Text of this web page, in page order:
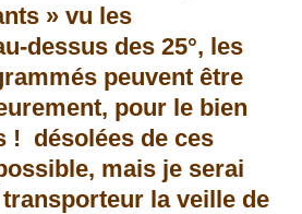
» vu les
dessus des 25°, les
peuvent être
pour le bien
! désolées de ces
mais je serai
la veille de